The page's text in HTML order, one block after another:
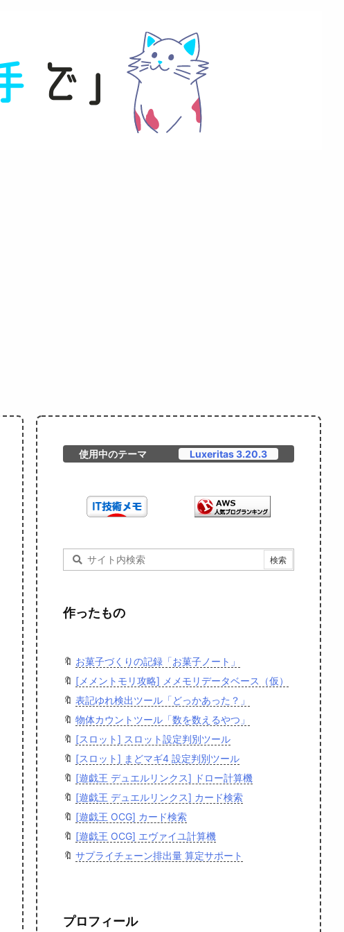
使用中のテーマ Luxeritas 3.20.3
作ったもの
🔖 お菓子づくりの記録「お菓子ノート」
🔖 [メメントモリ攻略] メメモリデータベース（仮）
🔖 表記ゆれ検出ツール「どっかあった？」
🔖 物体カウントツール「数を数えるやつ」
🔖 [スロット] スロット設定判別ツール
🔖 [スロット] まどマギ4 設定判別ツール
🔖 [遊戯王 デュエルリンクス] ドロー計算機
🔖 [遊戯王 デュエルリンクス] カード検索
🔖 [遊戯王 OCG] カード検索
🔖 [遊戯王 OCG] エヴァイユ計算機
🔖 サプライチェーン排出量 算定サポート
プロフィール